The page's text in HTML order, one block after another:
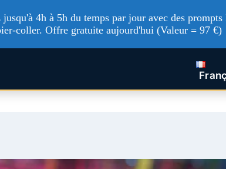
jusqu'à 4h à 5h du temps par jour avec des
coller. Offre gratuite aujourd'hui (Valeur = 97 €)